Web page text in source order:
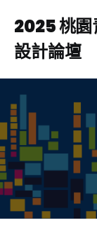
2025 桃園
設計論壇